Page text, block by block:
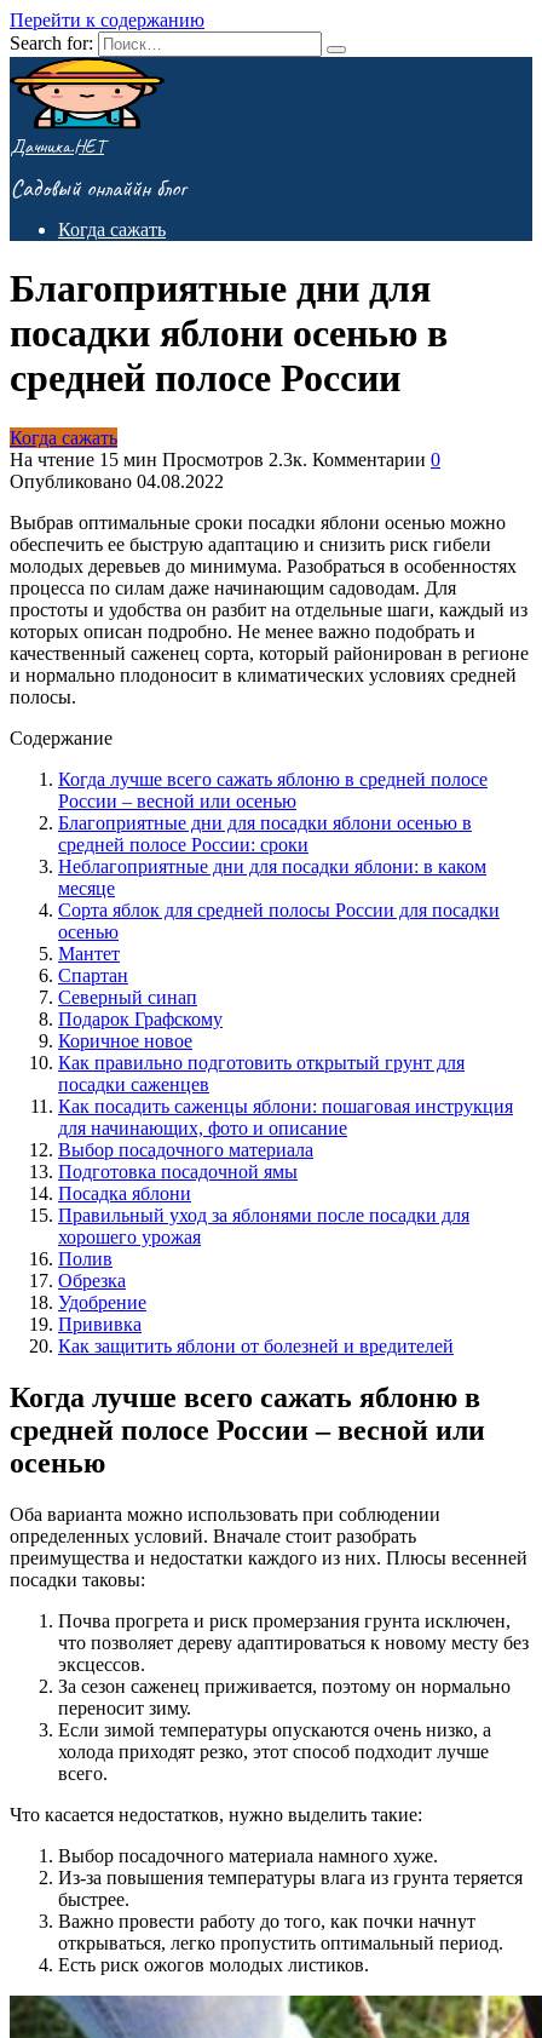
Перейти к содержанию
Search for:
Дачника.НЕТ
Садовый онлаййн блог
Когда сажать
Благоприятные дни для
посадки яблони осенью в
средней полосе России
Когда сажать
На чтение 15 мин Просмотров 2.3к. Комментарии 0
Опубликовано 04.08.2022
Выбрав оптимальные сроки посадки яблони осенью можно
обеспечить ее быструю адаптацию и снизить риск гибели
молодых деревьев до минимума. Разобраться в особенностях
процесса по силам даже начинающим садоводам. Для
простоты и удобства он разбит на отдельные шаги, каждый из
которых описан подробно. Не менее важно подобрать и
качественный саженец сорта, который районирован в регионе
и нормально плодоносит в климатических условиях средней
полосы.
Содержание
Когда лучше всего сажать яблоню в средней полосе
России – весной или осенью
Благоприятные дни для посадки яблони осенью в
средней полосе России: сроки
Неблагоприятные дни для посадки яблони: в каком
месяце
Сорта яблок для средней полосы России для посадки
осенью
Мантет
Спартан
Северный синап
Подарок Графскому
Коричное новое
Как правильно подготовить открытый грунт для
посадки саженцев
Как посадить саженцы яблони: пошаговая инструкция
для начинающих, фото и описание
Выбор посадочного материала
Подготовка посадочной ямы
Посадка яблони
Правильный уход за яблонями после посадки для
хорошего урожая
Полив
Обрезка
Удобрение
Прививка
Как защитить яблони от болезней и вредителей
Когда лучше всего сажать яблоню в
средней полосе России – весной или
осенью
Оба варианта можно использовать при соблюдении
определенных условий. Вначале стоит разобрать
преимущества и недостатки каждого из них. Плюсы весенней
посадки таковы:
Почва прогрета и риск промерзания грунта исключен,
что позволяет дереву адаптироваться к новому месту без
эксцессов.
За сезон саженец приживается, поэтому он нормально
переносит зиму.
Если зимой температуры опускаются очень низко, а
холода приходят резко, этот способ подходит лучше
всего.
Что касается недостатков, нужно выделить такие:
Выбор посадочного материала намного хуже.
Из-за повышения температуры влага из грунта теряется
быстрее.
Важно провести работу до того, как почки начнут
открываться, легко пропустить оптимальный период.
Есть риск ожогов молодых листиков.